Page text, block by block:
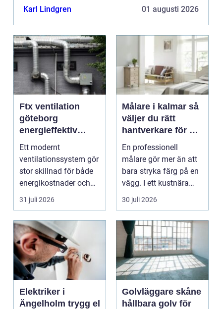
industrilokaler runt Varberg har epoxi blivit ett allt
Karl Lindgren 01 augusti 2026
Ftx ventilation
göteborg
energieffektiv
lösning för ett
bättre
inomhusklimat
Ett modernt
ventilationssystem gör
stor skillnad för både
energikostnader och
välmående. I en stad
s...
31 juli 2026
Målare i kalmar så
väljer du rätt
hantverkare för ett
hållbart resultat
En professionell
målare gör mer än att
bara stryka färg på en
vägg. I ett kustnära
område som Kalmar...
30 juli 2026
Elektriker i
Ängelholm trygg el
Golvläggare skåne
hållbara golv för